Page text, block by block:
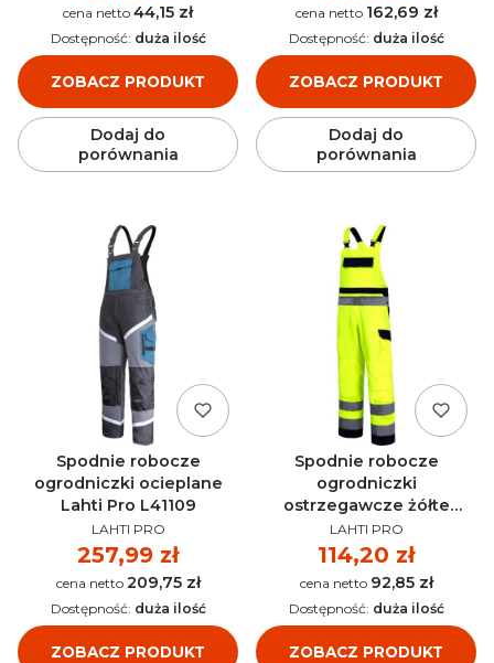
Cena 44,15 zł
ZOBACZ PRODUKT
Dostępność: duża ilość
Dodaj do
porównania
Cena 162,69 zł
ZOBACZ PRODUKT
Dostępność: duża ilość
Dodaj do
porównania
Spodnie robocze
ogrodniczki ocieplane
Lahti Pro L41109
PRODUCENT
LAHTI PRO
Cena
257,99 zł
Cena 209,75 zł
ZOBACZ PRODUKT
Dostępność: duża ilość
Spodnie robocze
ogrodniczki
ostrzegawcze żółte
PRODUCENT
LAHTI PRO
Cena
114,20 zł
Cena 92,85 zł
ZOBACZ PRODUKT
Dostępność: duża ilość